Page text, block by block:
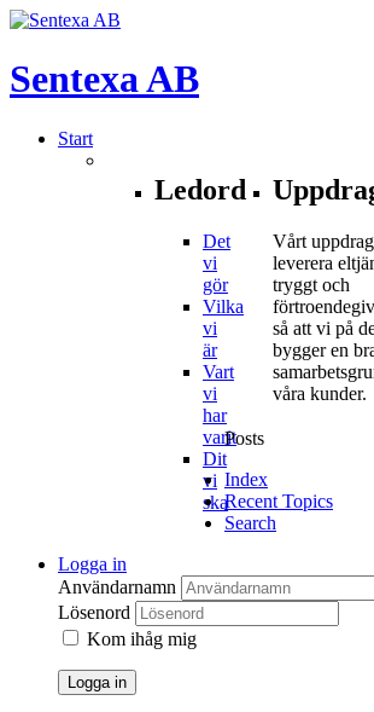
SentexaAB
Start
Ledord
Det
vi
gör
Vilka
vi
är
Vart
vi
har
varit
Dit
vi
ska
Vårt
leverera
tryggt och
så att vi på
bygger en
våra kunder.
Posts
Index
Recent Topics
Search
Logga in
Användarnamn
Lösenord
Kom ihåg mig
Logga in